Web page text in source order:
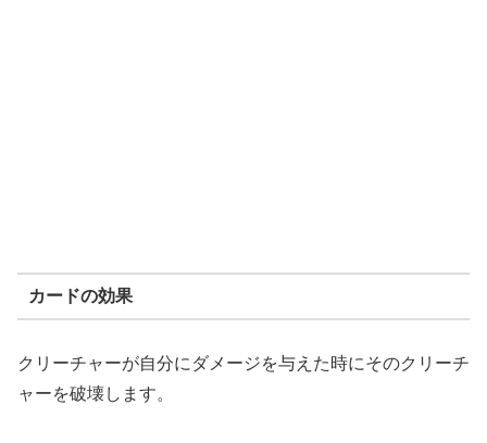
カードの効果
クリーチャーが自分にダメージを与えた時にそのクリーチ
ャーを破壊します。